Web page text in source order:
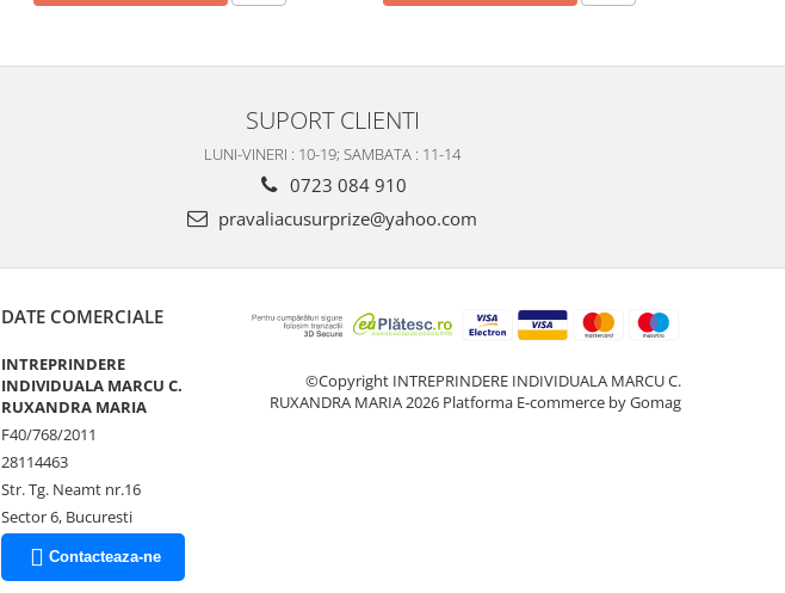
SUPORT CLIENTI
LUNI-VINERI : 10-19; SAMBATA : 11-14
0723 084 910
pravaliacusurprize@yahoo.com
DATE COMERCIALE
INTREPRINDERE
INDIVIDUALA MARCU C.
RUXANDRA MARIA
F40/768/2011
28114463
Str. Tg. Neamt nr.16
Sector 6, Bucuresti
Contacteaza-ne
©Copyright INTREPRINDERE INDIVIDUALA MARCU C.
RUXANDRA MARIA 2026 Platforma E-commerce by Gomag